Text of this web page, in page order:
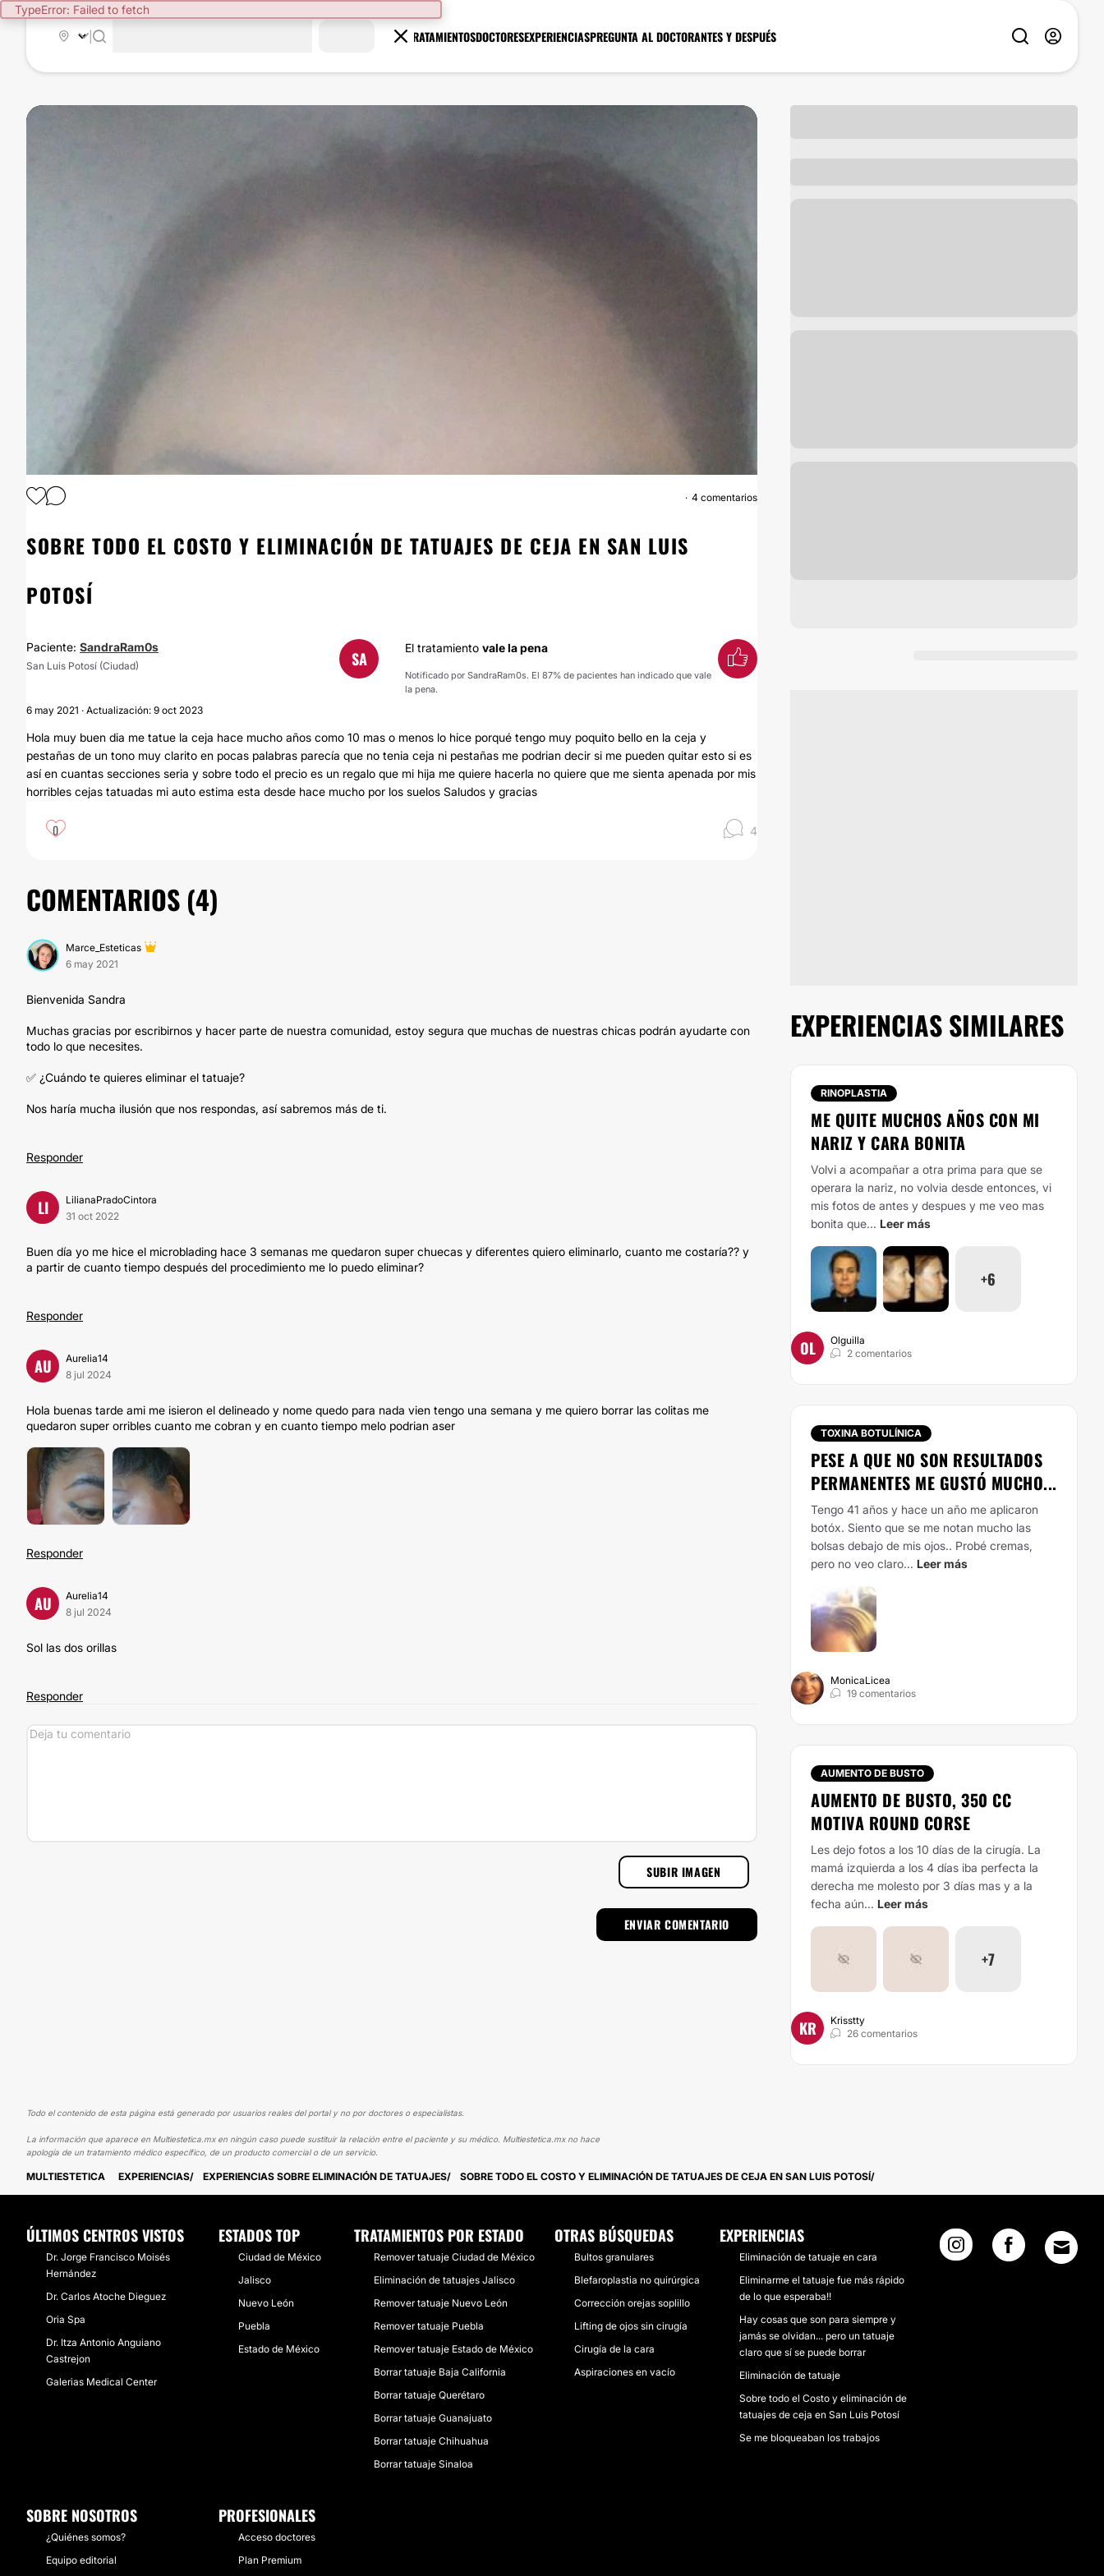
TypeError: Failed to fetch
TRATAMIENTOSDOCTORESEXPERIENCIASPREGUNTA AL DOCTORANTES Y DESPUÉS
ELIMINACIÓN DE TATUAJES
4 comentarios
SOBRE TODO EL COSTO Y ELIMINACIÓN DE TATUAJES DE CEJA EN SAN LUIS
POTOSÍ
Paciente: SandraRam0s
San Luis Potosí (Ciudad) SA El tratamiento vale la pena
Notificado por SandraRam0s. El 87% de pacientes han indicado que vale
la pena.
6 may 2021 · Actualización: 9 oct 2023
Hola muy buen dia me tatue la ceja hace mucho años como 10 mas o menos lo hice porqué tengo muy poquito bello en la ceja y
pestañas de un tono muy clarito en pocas palabras parecía que no tenia ceja ni pestañas me podrian decir si me pueden quitar esto si es
así en cuantas secciones seria y sobre todo el precio es un regalo que mi hija me quiere hacerla no quiere que me sienta apenada por mis
horribles cejas tatuadas mi auto estima esta desde hace mucho por los suelos Saludos y gracias
0 4
COMENTARIOS (4)
Marce_Esteticas
6 may 2021
Bienvenida Sandra
Muchas gracias por escribirnos y hacer parte de nuestra comunidad, estoy segura que muchas de nuestras chicas podrán ayudarte con
todo lo que necesites.
✅ ¿Cuándo te quieres eliminar el tatuaje?
Nos haría mucha ilusión que nos respondas, así sabremos más de ti.
Responder
LI
LilianaPradoCintora
31 oct 2022
Buen día yo me hice el microblading hace 3 semanas me quedaron super chuecas y diferentes quiero eliminarlo, cuanto me costaría?? y
a partir de cuanto tiempo después del procedimiento me lo puedo eliminar?
Responder
AU
Aurelia14
8 jul 2024
Hola buenas tarde ami me isieron el delineado y nome quedo para nada vien tengo una semana y me quiero borrar las colitas me
quedaron super orribles cuanto me cobran y en cuanto tiempo melo podrian aser
Responder
AU
Aurelia14
8 jul 2024
Sol las dos orillas
Responder
SUBIR IMAGEN
EXPERIENCIAS SIMILARES
RINOPLASTIA
ME QUITE MUCHOS AÑOS CON MI
NARIZ Y CARA BONITA
Volvi a acompañar a otra prima para que se
operara la nariz, no volvia desde entonces, vi
mis fotos de antes y despues y me veo mas
bonita que... Leer más
+6
OL
Olguilla
2 comentarios
TOXINA BOTULÍNICA
PESE A QUE NO SON RESULTADOS
PERMANENTES ME GUSTÓ MUCHO...
Tengo 41 años y hace un año me aplicaron
botóx. Siento que se me notan mucho las
bolsas debajo de mis ojos.. Probé cremas,
pero no veo claro... Leer más
MonicaLicea
19 comentarios
AUMENTO DE BUSTO
AUMENTO DE BUSTO, 350 CC
MOTIVA ROUND CORSE
Les dejo fotos a los 10 días de la cirugía. La
mamá izquierda a los 4 días iba perfecta la
derecha me molesto por 3 días mas y a la
fecha aún... Leer más
+7
KR
Krisstty
26 comentarios
Todo el contenido de esta página está generado por usuarios reales del portal y no por doctores o especialistas.
La información que aparece en Multiestetica.mx en ningún caso puede sustituir la relación entre el paciente y su médico. Multiestetica.mx no hace
apología de un tratamiento médico específico, de un producto comercial o de un servicio.
MULTIESTETICA EXPERIENCIAS EXPERIENCIAS SOBRE ELIMINACIÓN DE TATUAJES SOBRE TODO EL COSTO Y ELIMINACIÓN DE TATUAJES DE CEJA EN SAN LUIS POTOSÍ
ÚLTIMOS CENTROS VISTOS
Dr. Jorge Francisco Moisés
Hernández
Dr. Carlos Atoche Dieguez
Oria Spa
Dr. Itza Antonio Anguiano
Castrejon
Galerias Medical Center
ESTADOS TOP
Ciudad de México
Jalisco
Nuevo León
Puebla
Estado de México
TRATAMIENTOS POR ESTADO
Remover tatuaje Ciudad de México
Eliminación de tatuajes Jalisco
Remover tatuaje Nuevo León
Remover tatuaje Puebla
Remover tatuaje Estado de México
Borrar tatuaje Baja California
Borrar tatuaje Querétaro
Borrar tatuaje Guanajuato
Borrar tatuaje Chihuahua
Borrar tatuaje Sinaloa
OTRAS BÚSQUEDAS
Bultos granulares
Blefaroplastia no quirúrgica
Corrección orejas soplillo
Lifting de ojos sin cirugía
Cirugía de la cara
Aspiraciones en vacío
EXPERIENCIAS
Eliminación de tatuaje en cara
Eliminarme el tatuaje fue más rápido
de lo que esperaba!!
Hay cosas que son para siempre y
jamás se olvidan... pero un tatuaje
claro que sí se puede borrar
Eliminación de tatuaje
Sobre todo el Costo y eliminación de
tatuajes de ceja en San Luis Potosí
Se me bloqueaban los trabajos
SOBRE NOSOTROS
¿Quiénes somos?
Equipo editorial
PROFESIONALES
Acceso doctores
Plan Premium